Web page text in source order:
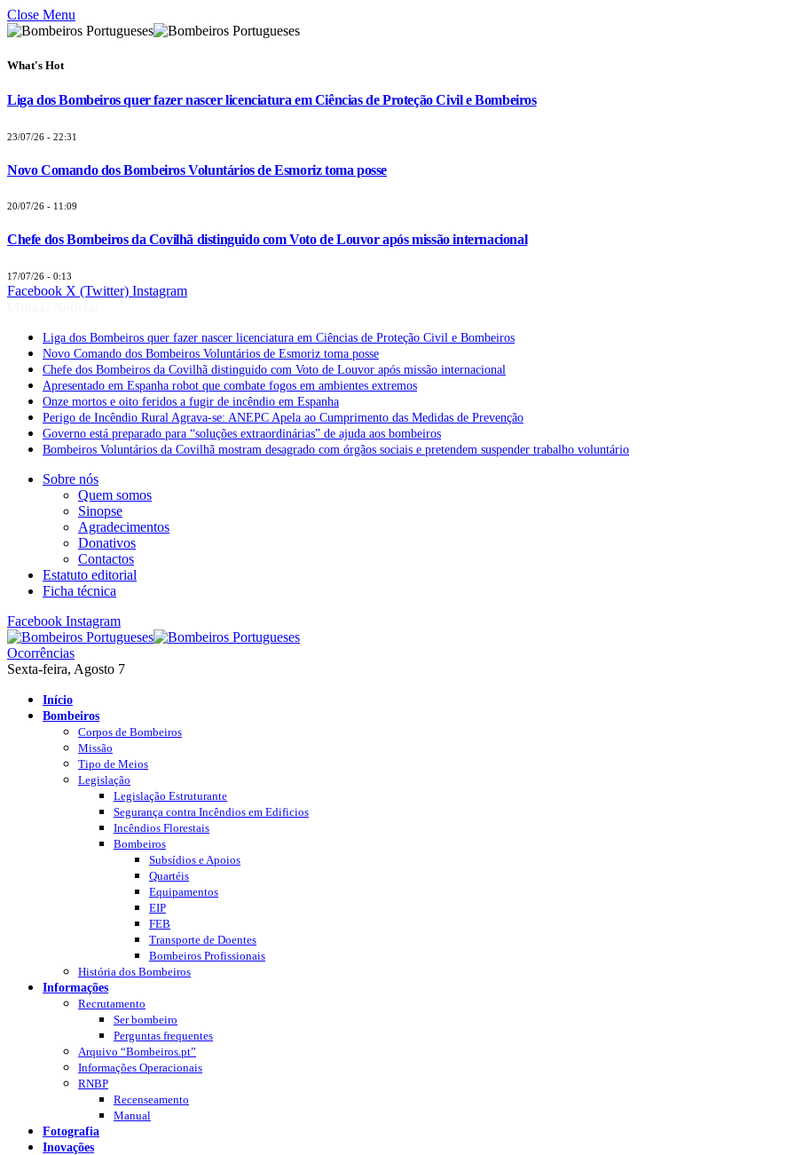
Close Menu
What's Hot
Liga dos Bombeiros quer fazer nascer licenciatura em Ciências de Proteção Civil e Bombeiros
23/07/26 - 22:31
Novo Comando dos Bombeiros Voluntários de Esmoriz toma posse
20/07/26 - 11:09
Chefe dos Bombeiros da Covilhã distinguido com Voto de Louvor após missão internacional
17/07/26 - 0:13
Facebook X (Twitter) Instagram
Liga dos Bombeiros quer fazer nascer licenciatura em Ciências de Proteção Civil e Bombeiros
Novo Comando dos Bombeiros Voluntários de Esmoriz toma posse
Chefe dos Bombeiros da Covilhã distinguido com Voto de Louvor após missão internacional
Apresentado em Espanha robot que combate fogos em ambientes extremos
Onze mortos e oito feridos a fugir de incêndio em Espanha
Perigo de Incêndio Rural Agrava-se: ANEPC Apela ao Cumprimento das Medidas de Prevenção
Governo está preparado para “soluções extraordinárias” de ajuda aos bombeiros
Bombeiros Voluntários da Covilhã mostram desagrado com órgãos sociais e pretendem suspender trabalho voluntário
Sobre nós
Quem somos
Sinopse
Agradecimentos
Donativos
Contactos
Estatuto editorial
Ficha técnica
Facebook Instagram
Ocorrências
Sexta-feira, Agosto 7
Início
Bombeiros
Corpos de Bombeiros
Missão
Tipo de Meios
Legislação
Legislação Estruturante
Segurança contra Incêndios em Edificios
Incêndios Florestais
Bombeiros
Subsídios e Apoios
Quartéis
Equipamentos
EIP
FEB
Transporte de Doentes
Bombeiros Profissionais
História dos Bombeiros
Informações
Recrutamento
Ser bombeiro
Perguntas frequentes
Arquivo “Bombeiros.pt”
Informações Operacionais
RNBP
Recenseamento
Manual
Fotografia
Inovações